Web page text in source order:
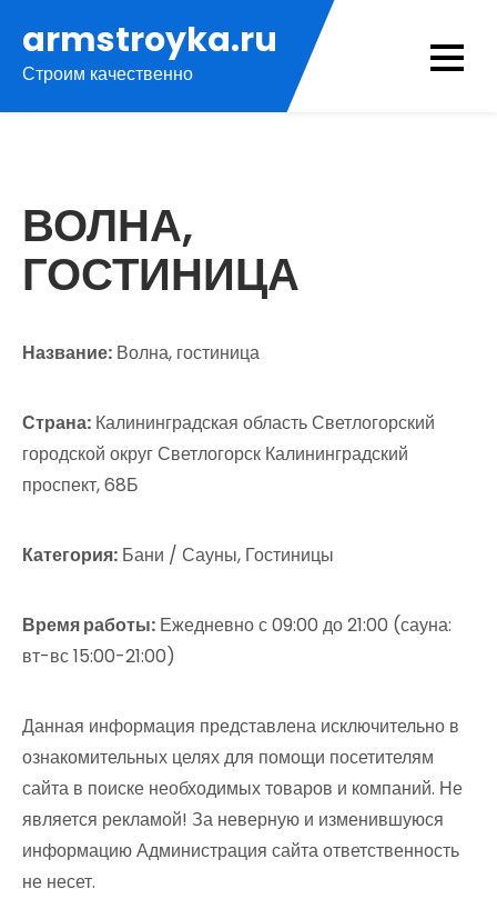
содержимому
armstroyka.ru
Строим качественно
ВОЛНА,
ГОСТИНИЦА
Название: Волна, гостиница
Страна: Калининградская область Светлогорский
городской округ Светлогорск Калининградский
проспект, 68Б
Категория: Бани / Сауны, Гостиницы
Время работы: Ежедневно с 09:00 до 21:00 (сауна:
вт-вс 15:00-21:00)
Данная информация представлена исключительно в
ознакомительных целях для помощи посетителям
сайта в поиске необходимых товаров и компаний. Не
является рекламой! За неверную и изменившуюся
информацию Администрация сайта ответственность
не несет.